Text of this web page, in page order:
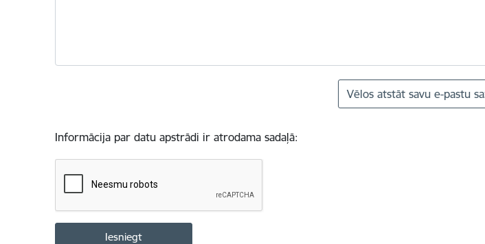
Vēlos atstāt savu e-pastu
Informācija par datu apstrādi ir atrodama sadaļā: